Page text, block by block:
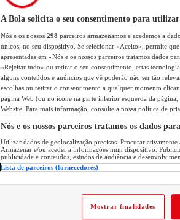
A Bola solicita o seu consentimento para utilizar
Nós e os nossos 298 parceiros armazenamos e acedemos a
únicos, no seu dispositivo. Se selecionar «Aceito», permite
apresentadas em «Nós e os nossos parceiros tratamos dados
«Rejeitar tudo» ou retirar o seu consentimento, estas
alguns conteúdos e anúncios que vê poderão não ser tão
escolhas ou retirar o consentimento a qualquer momento
página Web (ou no ícone na parte inferior esquerda da página,
Website. Para mais informação, consulte a nossa política de
Nós e os nossos parceiros tratamos os dados
Utilizar dados de geolocalização precisos. Procurar
Armazenar e/ou aceder a informações num dispositivo.
publicidade e conteúdos, estudos de audiência e
Lista de parceiros (fornecedores)
Mostrar finalidades